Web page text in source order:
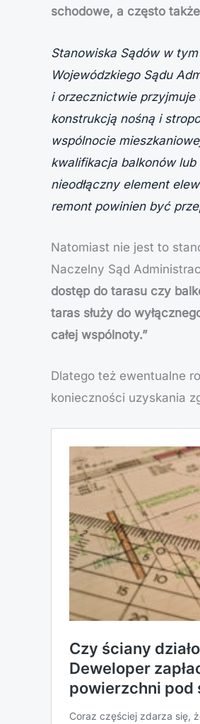
schodowe, a często
Stanowiska Sądów w
Wojewódzkiego Sądu
i orzecznictwie
konstrukcją nośną i
wspólnocie
kwalifikacja balkonów
nieodłączny element
remont powinien być
Natomiast nie jest to
Naczelny Sąd
dostęp do tarasu czy
taras służy do
całej wspólnoty.”
Dlatego też ewentualne
konieczności uzyskania